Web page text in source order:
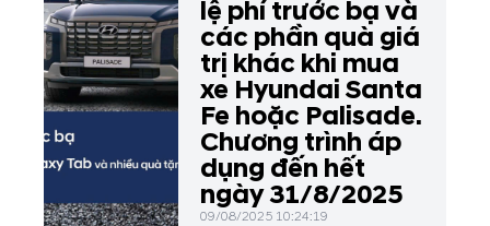
lệ phí trước bạ và
các phần quà giá
trị khác khi mua
xe Hyundai Santa
Fe hoặc Palisade.
Chương trình áp
dụng đến hết
ngày 31/8/2025
09/08/2025 10:24:19